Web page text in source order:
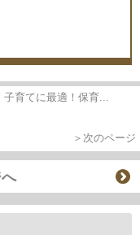
子育てに最適！保育...
＞次のページ